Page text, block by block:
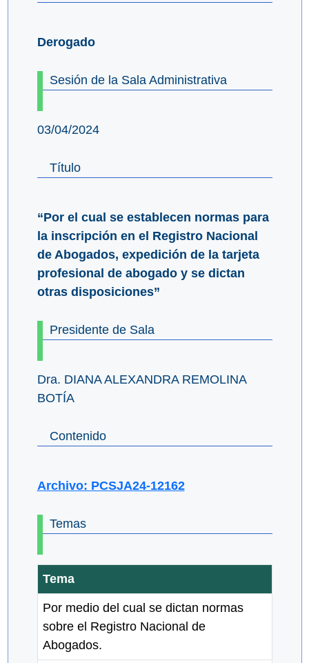
Derogado
Sesión de la Sala Administrativa
03/04/2024
Título
“Por el cual se establecen normas para
la inscripción en el Registro Nacional
de Abogados, expedición de la tarjeta
profesional de abogado y se dictan
otras disposiciones”
Presidente de Sala
Dra. DIANA ALEXANDRA REMOLINA
BOTÍA
Contenido
Archivo: PCSJA24-12162
Temas
Tema
Por medio del cual se dictan normas
sobre el Registro Nacional de
Abogados.